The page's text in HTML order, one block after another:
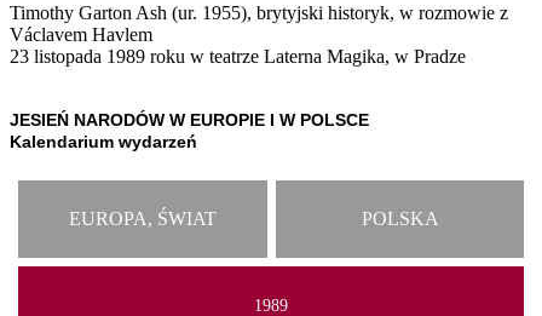
Timothy Garton Ash (ur. 1955), brytyjski historyk, w rozmowie z
Václavem Havlem
23 listopada 1989 roku w teatrze Laterna Magika, w Pradze
JESIEŃ NARODÓW W EUROPIE I W POLSCE
Kalendarium wydarzeń
EUROPA, ŚWIAT POLSKA
1989